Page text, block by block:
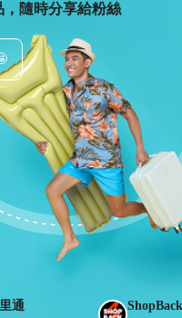
，隨時分享給粉絲
通 ShopBack